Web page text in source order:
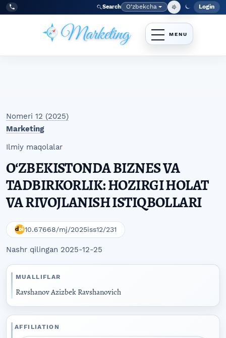
Skip to main navigation menu
Skip to main content
Skip to site footer
Tel:
+998977838464 Search Language
O‘zbekcha Login
Nomeri 12 (2025)
Marketing
Ilmiy maqolalar
OʻZBEKISTONDA BIZNES VA
TADBIRKORLIK: HOZIRGI HOLAT
VA RIVOJLANISH ISTIQBOLLARI
10.67668/mj/2025iss12/231
Nashr qilingan 2025-12-25
MUALLIFLAR
Ravshanov Azizbek Ravshanovich
AFFILIATION